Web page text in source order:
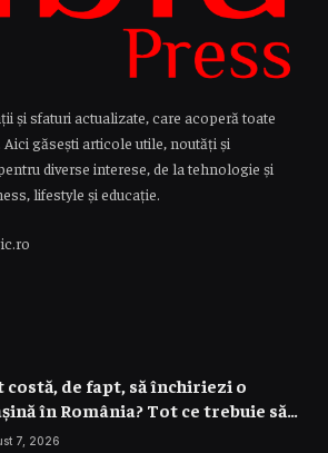
și sfaturi actualizate, care acoperă toate
găsești articole utile, noutăți și
diverse interese, de la tehnologie și
lifestyle și educație.
costă, de fapt, să închiriezi o
în România? Tot ce trebuie să
despre prețuri
7, 2026